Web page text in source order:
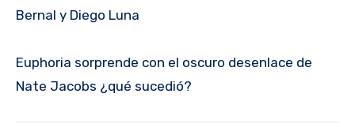
Bernal y Diego Luna
Euphoria sorprende con el oscuro desenlace de
Nate Jacobs ¿qué sucedió?